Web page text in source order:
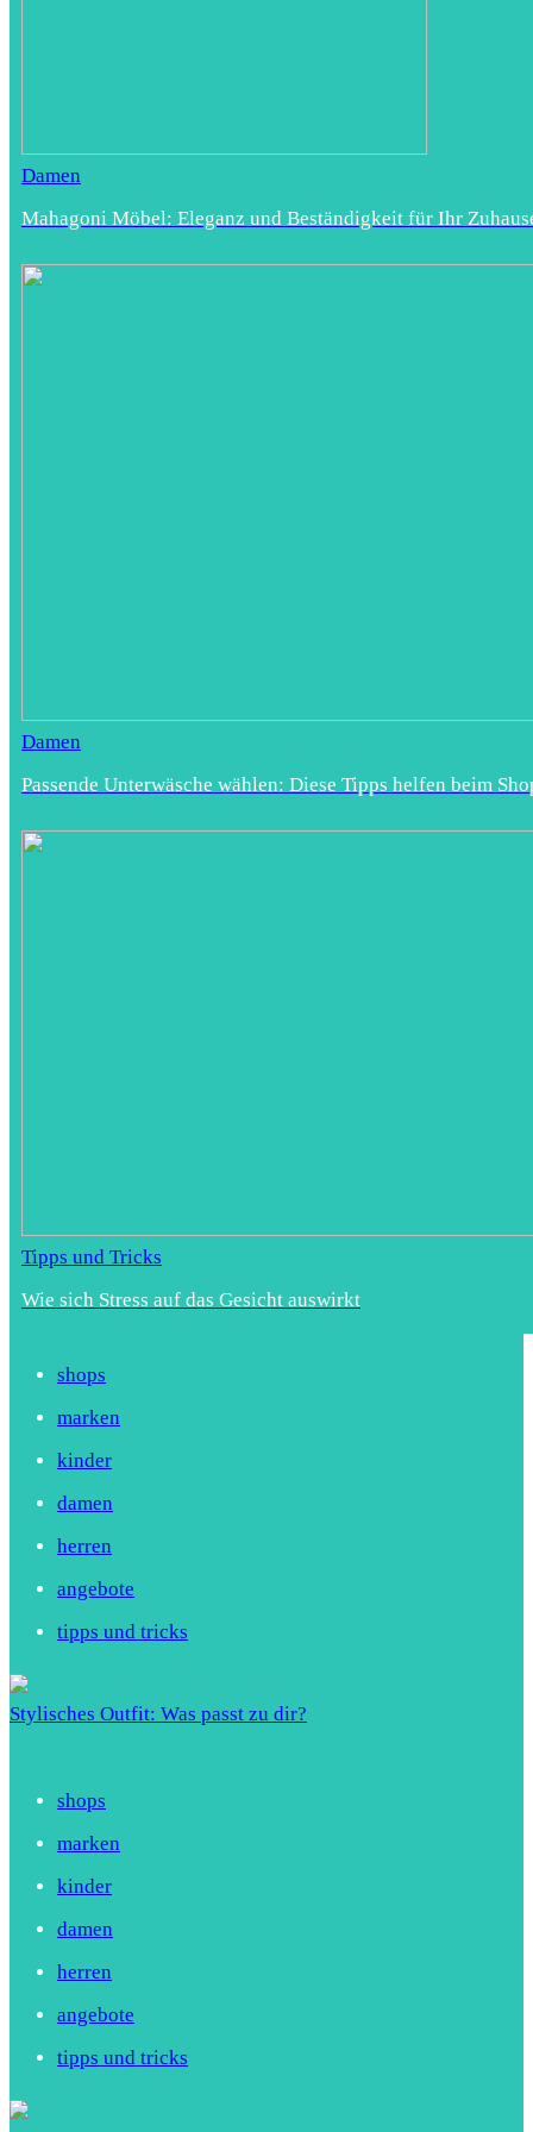
Damen
Mahagoni Möbel: Eleganz und Beständigkeit für Ihr
Damen
Passende Unterwäsche wählen: Diese Tipps helfen beim
Tipps und Tricks
Wie sich Stress auf das Gesicht auswirkt
shops
marken
kinder
damen
herren
angebote
tipps und tricks
Stylisches Outfit: Was passt zu dir?
shops
marken
kinder
damen
herren
angebote
tipps und tricks